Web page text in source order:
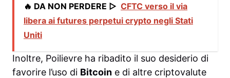
🔥 DA NON PERDERE ▷ CFTC verso il via
libera ai futures perpetui crypto negli Stati
Uniti
Inoltre, Poilievre ha ribadito il suo desiderio di
favorire l’uso di Bitcoin e di altre criptovalute